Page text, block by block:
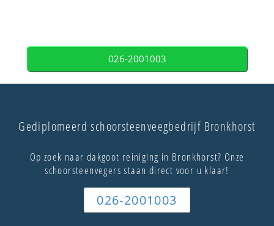
026-2001003
Gediplomeerd schoorsteenveegbedrijf Bronkhorst
Op zoek naar dakgoot reiniging in Bronkhorst? Onze
schoorsteenvegers staan direct voor u klaar!
026-2001003